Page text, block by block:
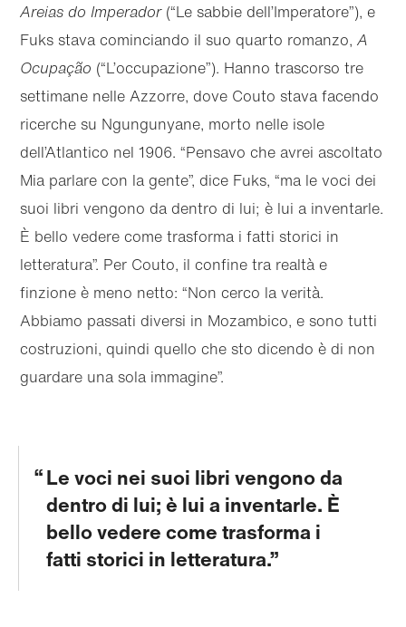
Areias do Imperador(“Le sabbie dell’Imperatore”), e
Fuks stava cominciando il suo quarto romanzo,A
Ocupação (“L’occupazione”). Hanno trascorso tre
settimane nelle Azzorre, dove Couto stava facendo
ricerche su Ngungunyane, morto nelle isole
dell’Atlantico nel 1906. “Pensavo che avrei ascoltato
Mia parlare con la gente”, dice Fuks, “ma le voci dei
suoi libri vengono da dentro di lui; è lui a inventarle.
È bello vedere come trasforma i fatti storici in
letteratura”. Per Couto, il confine tra realtà e
finzione è meno netto: “Non cerco la verità.
Abbiamo passati diversi in Mozambico, e sono tutti
costruzioni, quindi quello che sto dicendo è di non
guardare una sola immagine”.
Le voci nei suoi libri vengono da
dentro di lui; è lui a inventarle. È
bello vedere come trasforma i
fatti storici in letteratura.